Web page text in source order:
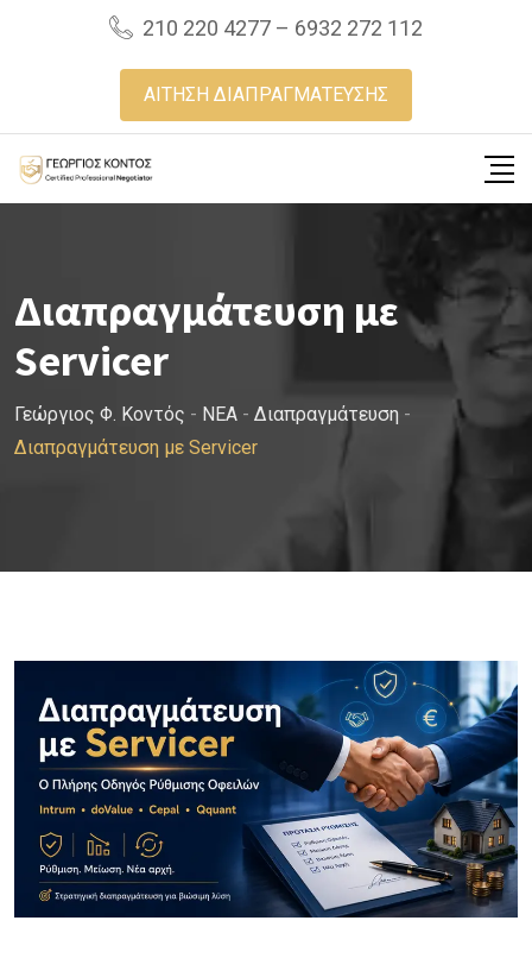
210 220 4277 – 6932 272 112
ΑΙΤΗΣΗ ΔΙΑΠΡΑΓΜΑΤΕΥΣΗΣ
Διαπραγμάτευση με
Servicer
Γεώργιος Φ. Κοντός - NEA - Διαπραγμάτευση -
Διαπραγμάτευση με Servicer